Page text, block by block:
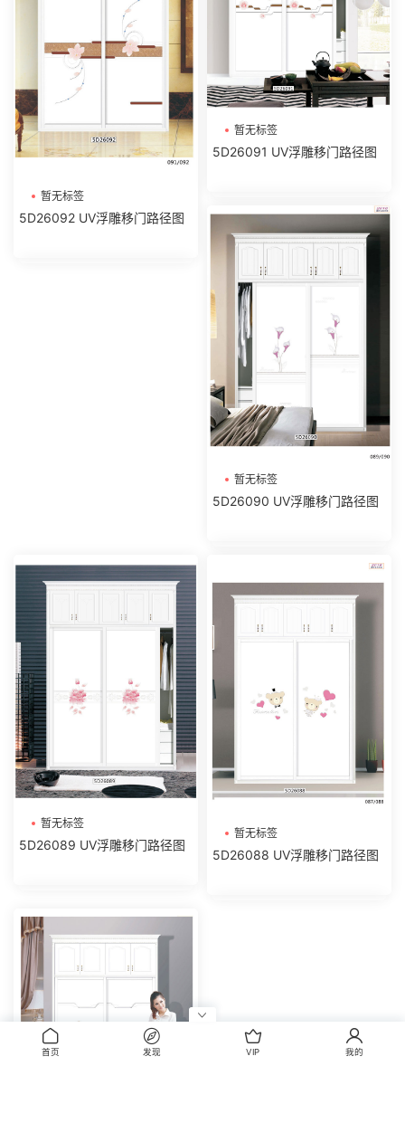
暂无标签
5D26092 UV浮雕移门路径图
暂无标签
5D26091 UV浮雕移门路径图
暂无标签
5D26090 UV浮雕移门路径图
暂无标签
5D26089 UV浮雕移门路径图
暂无标签
5D26088 UV浮雕移门路径图
首页 发现 VIP 我的